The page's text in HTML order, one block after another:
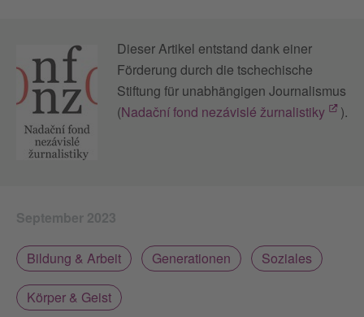
Dieser Artikel entstand dank einer
Förderung durch die tschechische
Stiftung für unabhängigen Journalismus
(Nadační fond nezávislé žurnalistiky ).
September 2023
Bildung & Arbeit Generationen Soziales
Körper & Geist